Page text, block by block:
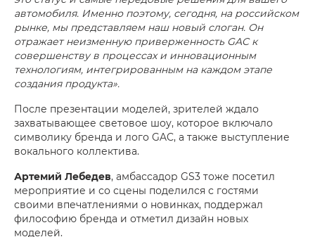
автомобиля. Именно поэтому, сегодня, на российском
рынке, мы представляем наш новый слоган. Он
отражает неизменную приверженность GAC к
совершенству в процессах и инновационным
технологиям, интегрированным на каждом этапе
создания продукта».
После презентации моделей, зрителей ждало
захватывающее световое шоу, которое включало
символику бренда и лого GAC, а также выступление
вокального коллектива.
Артемий Лебедев, амбассадор GS3 тоже посетил
мероприятие и со сцены поделился с гостями
своими впечатлениями о новинках, поддержал
философию бренда и отметил дизайн новых
моделей.